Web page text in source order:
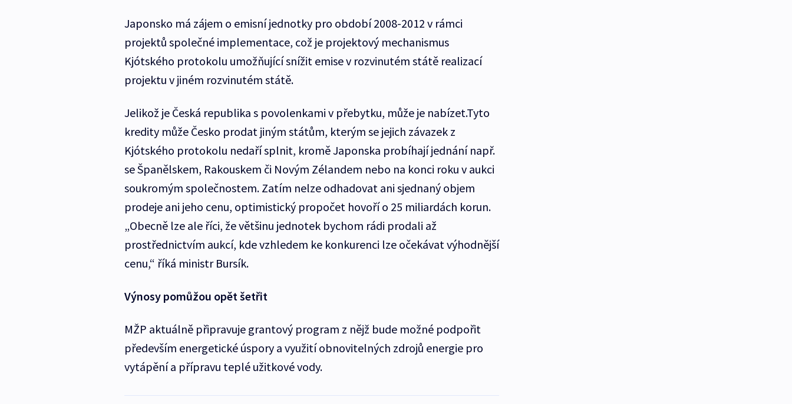
Japonsko má zájem o emisní jednotky pro období 2008-2012 v rámci
projektů společné implementace, což je projektový mechanismus
Kjótského protokolu umožňující snížit emise v rozvinutém státě realizací
projektu v jiném rozvinutém státě.
Jelikož je Česká republika s povolenkami v přebytku, může je nabízet.Tyto
kredity může Česko prodat jiným státům, kterým se jejich závazek z
Kjótského protokolu nedaří splnit, kromě Japonska probíhají jednání např.
se Španělskem, Rakouskem či Novým Zélandem nebo na konci roku v aukci
soukromým společnostem. Zatím nelze odhadovat ani sjednaný objem
prodeje ani jeho cenu, optimistický propočet hovoří o 25 miliardách korun.
„Obecně lze ale říci, že většinu jednotek bychom rádi prodali až
prostřednictvím aukcí, kde vzhledem ke konkurenci lze očekávat výhodnější
cenu,“ říká ministr Bursík.
Výnosy pomůžou opět šetřit
MŽP aktuálně připravuje grantový program z nějž bude možné podpořit
především energetické úspory a využití obnovitelných zdrojů energie pro
vytápění a přípravu teplé užitkové vody.